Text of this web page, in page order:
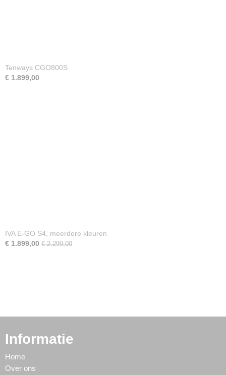
Tenways CGO800S
€ 1.899,00
IVA E-GO S4, meerdere kleuren
€ 1.899,00 € 2.299,00
Informatie
Home
Over ons